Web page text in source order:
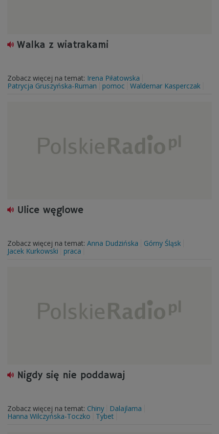
Walka z wiatrakami
Zobacz więcej na temat: Irena Piłatowska
Patrycja Gruszyńska-Ruman
pomoc Waldemar Kasperczak
Ulice węglowe
Zobacz więcej na temat: Anna Dudzińska
Górny Śląsk
Jacek Kurkowski
praca
Nigdy się nie poddawaj
Zobacz więcej na temat: Chiny
Dalajlama
Hanna Wilczyńska-Toczko
Tybet